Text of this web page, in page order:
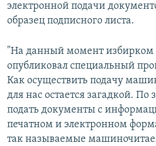
электронной подачи
образец подписного листа.
"На данный момент
опубликовал специальный
Как осуществить подачу
для нас остается загадкой.
подать документы с
печатном и электронном
так называемые